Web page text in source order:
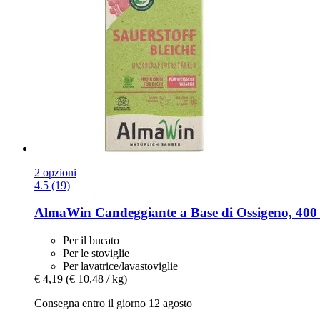
2 opzioni
4.5 (19)
AlmaWin Candeggiante a Base di Ossigeno, 400
Per il bucato
Per le stoviglie
Per lavatrice/lavastoviglie
€ 4,19 (€ 10,48 / kg)
Consegna entro il giorno 12 agosto